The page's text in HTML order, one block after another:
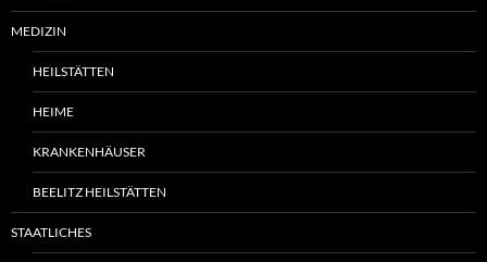
MEDIZIN
HEILSTÄTTEN
HEIME
KRANKENHÄUSER
BEELITZ HEILSTÄTTEN
STAATLICHES